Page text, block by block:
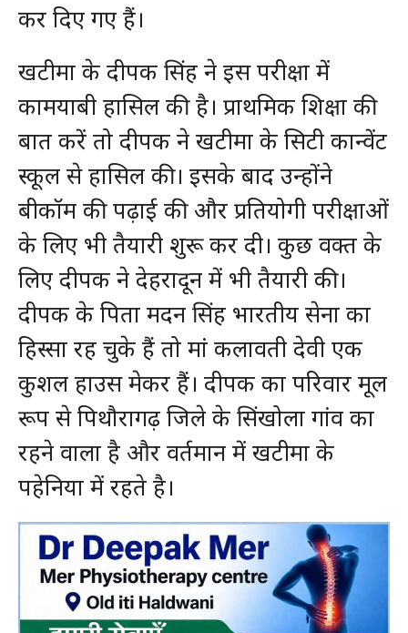
कर दिए गए हैं।
खटीमा के दीपक सिंह ने इस परीक्षा में
कामयाबी हासिल की है। प्राथमिक शिक्षा की
बात करें तो दीपक ने खटीमा के सिटी कान्वेंट
स्कूल से हासिल की। इसके बाद उन्होंने
बीकॉम की पढ़ाई की और प्रतियोगी परीक्षाओं
के लिए भी तैयारी शुरू कर दी। कुछ वक्त के
लिए दीपक ने देहरादून में भी तैयारी की।
दीपक के पिता मदन सिंह भारतीय सेना का
हिस्सा रह चुके हैं तो मां कलावती देवी एक
कुशल हाउस मेकर हैं। दीपक का परिवार मूल
रूप से पिथौरागढ़ जिले के सिंखोला गांव का
रहने वाला है और वर्तमान में खटीमा के
पहेनिया में रहते है।